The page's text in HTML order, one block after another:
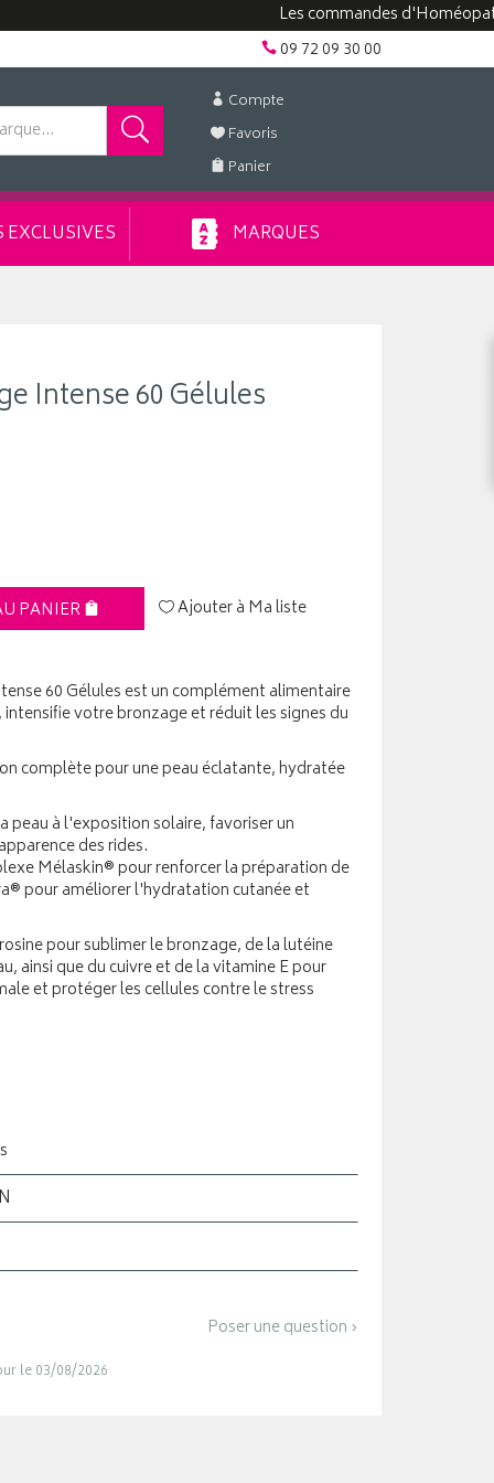
Les commandes d'Homéopathie
09 72 09 30 00
Compte
Favoris
Panier
EXCLUSIVES MARQUES
Intense 60 Gélules
PANIER Ajouter à Ma liste
60 Gélules est un complément alimentaire
votre bronzage et réduit les signes du
complète pour une peau éclatante, hydratée
peau à l'exposition solaire, favoriser un
des rides.
Mélaskin® pour renforcer la préparation de
pour améliorer l'hydratation cutanée et
pour sublimer le bronzage, de la lutéine
ainsi que du cuivre et de la vitamine E pour
et protéger les cellules contre le stress
Poser une question ›
le 03/08/2026